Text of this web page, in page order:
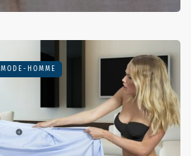
MODE-HOMME